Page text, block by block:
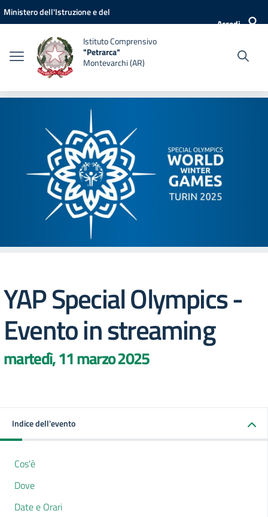
Vai ai contenuti
Vai al menu di navigazione
Vai al footer
Ministero dell'Istruzione e del
Accedi
Istituto Comprensivo
"Petrarca"
Montevarchi (AR)
YAP Special Olympics -
Evento in streaming
martedì, 11 marzo 2025
Indice dell'evento
Cos'è
Dove
Date e Orari